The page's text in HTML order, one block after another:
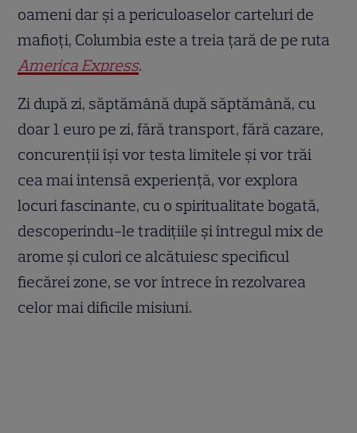
oameni dar și a periculoaselor carteluri de
mafioți, Columbia este a treia țară de pe ruta
America Express.
Zi după zi, săptămână după săptămână, cu
doar 1 euro pe zi, fără transport, fără cazare,
concurenții își vor testa limitele și vor trăi
cea mai intensă experiență, vor explora
locuri fascinante, cu o spiritualitate bogată,
descoperindu-le tradițiile și întregul mix de
arome și culori ce alcătuiesc specificul
fiecărei zone, se vor întrece în rezolvarea
celor mai dificile misiuni.